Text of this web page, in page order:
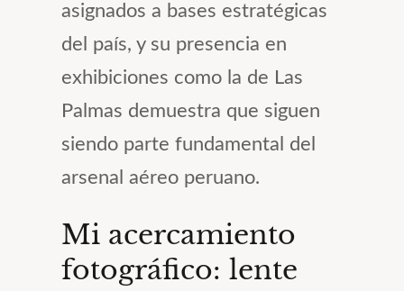
asignados a bases estratégicas
del país, y su presencia en
exhibiciones como la de Las
Palmas demuestra que siguen
siendo parte fundamental del
arsenal aéreo peruano.
Mi acercamiento
fotográfico: lente